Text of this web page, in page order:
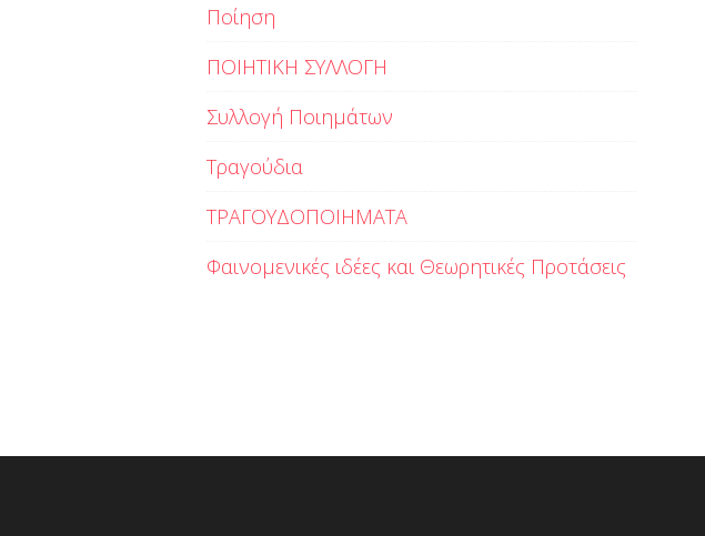
Ποίηση
ΠΟΙΗΤΙΚΗ ΣΥΛΛΟΓΗ
Συλλογή Ποιημάτων
Τραγούδια
ΤΡΑΓΟΥΔΟΠΟΙΗΜΑΤΑ
Φαινομενικές ιδέες και Θεωρητικές Προτάσεις